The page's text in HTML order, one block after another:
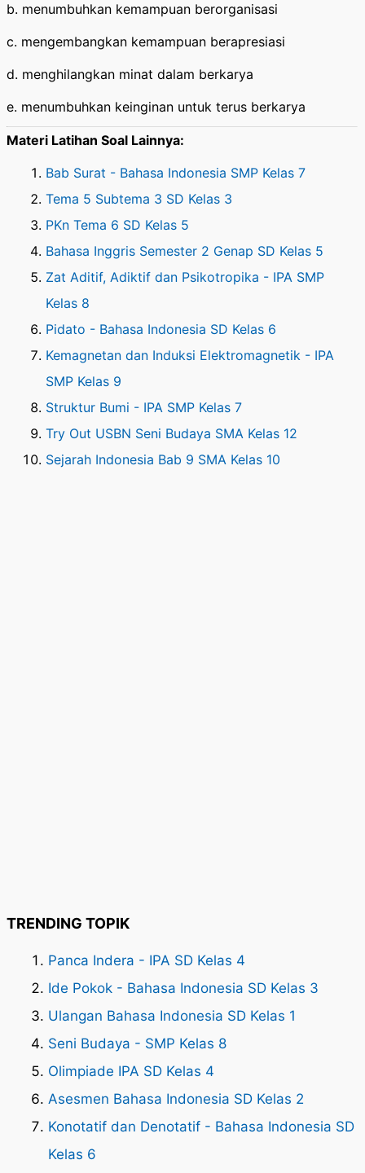
b. menumbuhkan kemampuan berorganisasi
c. mengembangkan kemampuan berapresiasi
d. menghilangkan minat dalam berkarya
e. menumbuhkan keinginan untuk terus berkarya
Materi Latihan Soal Lainnya:
Bab Surat - Bahasa Indonesia SMP Kelas 7
Tema 5 Subtema 3 SD Kelas 3
PKn Tema 6 SD Kelas 5
Bahasa Inggris Semester 2 Genap SD Kelas 5
Zat Aditif, Adiktif dan Psikotropika - IPA SMP
Kelas 8
Pidato - Bahasa Indonesia SD Kelas 6
Kemagnetan dan Induksi Elektromagnetik - IPA
SMP Kelas 9
Struktur Bumi - IPA SMP Kelas 7
Try Out USBN Seni Budaya SMA Kelas 12
Sejarah Indonesia Bab 9 SMA Kelas 10
TRENDING TOPIK
Panca Indera - IPA SD Kelas 4
Ide Pokok - Bahasa Indonesia SD Kelas 3
Ulangan Bahasa Indonesia SD Kelas 1
Seni Budaya - SMP Kelas 8
Olimpiade IPA SD Kelas 4
Asesmen Bahasa Indonesia SD Kelas 2
Konotatif dan Denotatif - Bahasa Indonesia SD
Kelas 6